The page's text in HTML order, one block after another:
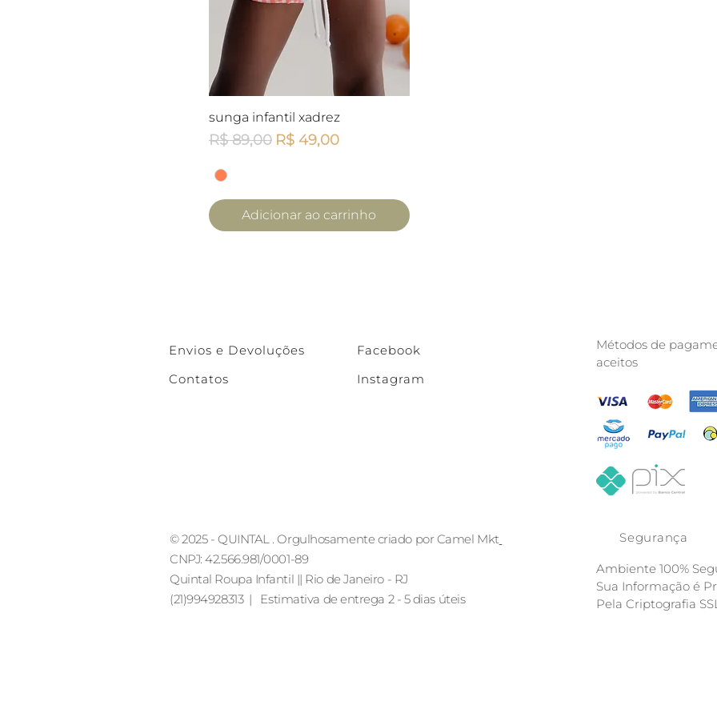
Visualização rápida
sunga infantil xadrez
Preço normal
R$ 89,00 Preço promocional
R$ 49,00
Adicionar ao carrinho
Envios e Devoluções
Contatos
Facebook
Instagram
Métodos de
aceitos
© 2025 - QUINTAL . Orgulhosamente criado por Camel Mkt
CNPJ: 42.566.981/0001-89
Quintal Roupa Infantil || Rio de Janeiro - RJ
(21)994928313 | Estimativa de entrega 2 - 5 dias úteis
Segurança
Ambiente 100%
Sua Informação é
Pela Criptografia